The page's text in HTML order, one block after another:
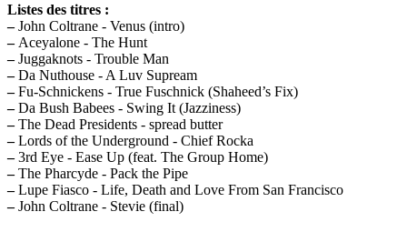
Listes des titres :
–John Coltrane - Venus (intro)
–Aceyalone - The Hunt
–Juggaknots - Trouble Man
–Da Nuthouse - A Luv Supream
–Fu-Schnickens - True Fuschnick (Shaheed’s Fix)
–Da Bush Babees - Swing It (Jazziness)
–The Dead Presidents - spread butter
–Lords of the Underground - Chief Rocka
–3rd Eye - Ease Up (feat. The Group Home)
–The Pharcyde - Pack the Pipe
–Lupe Fiasco - Life, Death and Love From San Francisco
–John Coltrane - Stevie (final)